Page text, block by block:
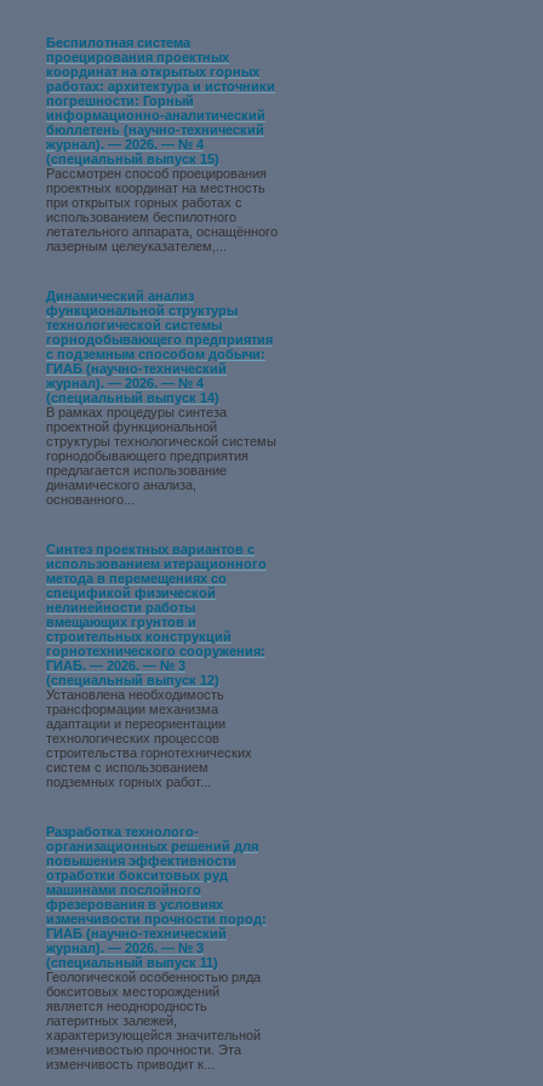
Беспилотная система
проецирования проектных
координат на открытых горных
работах: архитектура и источники
погрешности: Горный
информационно-аналитический
бюллетень (научно-технический
журнал). — 2026. — № 4
(специальный выпуск 15)
Рассмотрен способ проецирования
проектных координат на местность
при открытых горных работах с
использованием беспилотного
летательного аппарата, оснащённого
лазерным целеуказателем,...
Динамический анализ
функциональной структуры
технологической системы
горнодобывающего предприятия
с подземным способом добычи:
ГИАБ (научно-технический
журнал). — 2026. — № 4
(специальный выпуск 14)
В рамках процедуры синтеза
проектной функциональной
структуры технологической системы
горнодобывающего предприятия
предлагается использование
динамического анализа,
основанного...
Синтез проектных вариантов с
использованием итерационного
метода в перемещениях со
спецификой физической
нелинейности работы
вмещающих грунтов и
строительных конструкций
горнотехнического сооружения:
ГИАБ. — 2026. — № 3
(специальный выпуск 12)
Установлена необходимость
трансформации механизма
адаптации и переориентации
технологических процессов
строительства горнотехнических
систем с использованием
подземных горных работ...
Разработка технолого-
организационных решений для
повышения эффективности
отработки бокситовых руд
машинами послойного
фрезерования в условиях
изменчивости прочности пород:
ГИАБ (научно-технический
журнал). — 2026. — № 3
(специальный выпуск 11)
Геологической особенностью ряда
бокситовых месторождений
является неоднородность
латеритных залежей,
характеризующейся значительной
изменчивостью прочности. Эта
изменчивость приводит к...